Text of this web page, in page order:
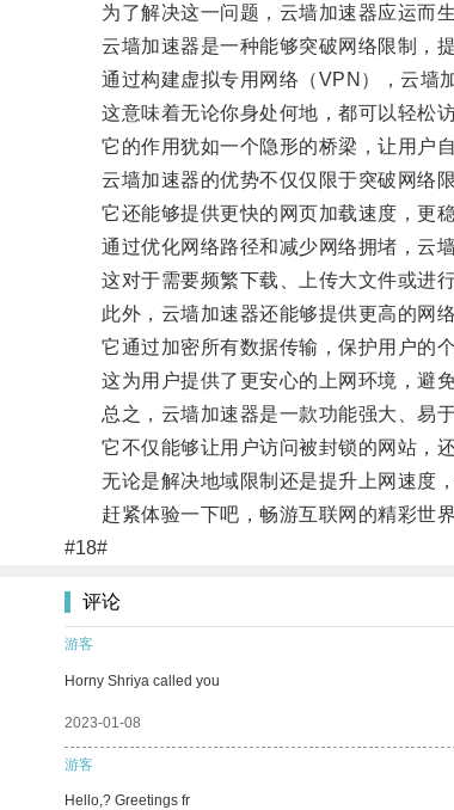
为了解决这一问题，云墙加速器应运而生
云墙加速器是一种能够突破网络限制，提
通过构建虚拟专用网络（VPN），云墙加
这意味着无论你身处何地，都可以轻松访
它的作用犹如一个隐形的桥梁，让用户自
云墙加速器的优势不仅仅限于突破网络限
它还能够提供更快的网页加载速度，更稳
通过优化网络路径和减少网络拥堵，云墙
这对于需要频繁下载、上传大文件或进行
此外，云墙加速器还能够提供更高的网络
它通过加密所有数据传输，保护用户的个
这为用户提供了更安心的上网环境，避免
总之，云墙加速器是一款功能强大、易于
它不仅能够让用户访问被封锁的网站，还
无论是解决地域限制还是提升上网速度，
赶紧体验一下吧，畅游互联网的精彩世界
#18#
评论
游客
Horny Shriya called you
2023-01-08
游客
Hello,? Greetings fr